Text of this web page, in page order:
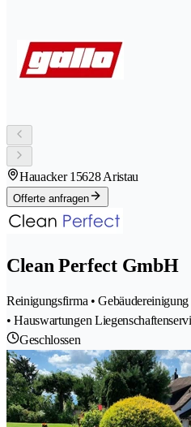
Hauacker 1 5628 Aristau
Offerte anfragen
Clean Perfect GmbH
Reinigungsfirma •
• Hauswartungen
Geschlossen